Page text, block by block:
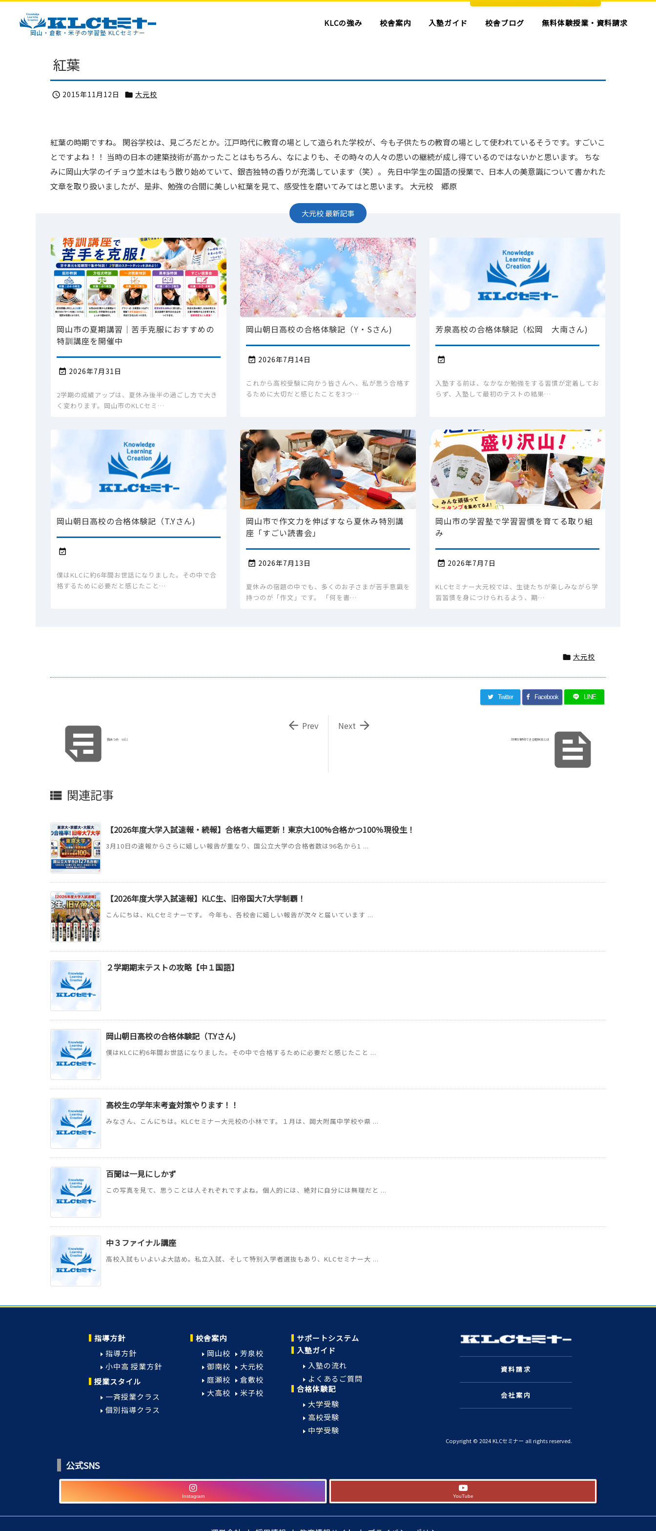
KLCセミナー岡山・倉敷・米子の学習塾 KLCセミナー
KLCの強み 校舎案内 入塾ガイド 校舎ブログ 無料体験授業・資料請求
紅葉
 2015年11月12日  大元校
紅葉の時期ですね。 閑谷学校は、見ごろだとか。江戸時代に教育の場として造られた学校が、今も子供たちの教育の場として使われているそうです。すごいこ
とですよね！！ 当時の日本の建築技術が高かったことはもちろん、なによりも、その時々の人々の思いの継続が成し得ているのではないかと思います。 ちな
みに岡山大学のイチョウ並木はもう散り始めていて、銀杏独特の香りが充満しています（笑）。 先日中学生の国語の授業で、日本人の美意識について書かれた
文章を取り扱いましたが、是非、勉強の合間に美しい紅葉を見て、感受性を磨いてみてはと思います。 大元校 郷原
大元校最新記事
岡山市の夏期講習｜苦手克服におすすめの
特訓講座を開催中
 2026年7月31日
2学期の成績アップは、夏休み後半の過ごし方で大き
く変わります。岡山市のKLCセミ…
岡山朝日高校の合格体験記（Y・Sさん)
 2026年7月14日
これから高校受験に向かう皆さんへ、私が思う合格す
るために大切だと感じたことを3つ…
芳泉高校の合格体験記（松岡 大南さん)

入塾する前は、なかなか勉強をする習慣が定着してお
らず、入塾して最初のテストの結果…
岡山朝日高校の合格体験記（T.Yさん)

僕はKLCに約6年間お世話になりました。その中で合
格するために必要だと感じたこと…
岡山市で作文力を伸ばすなら夏休み特別講
座「すごい読書会」
 2026年7月13日
夏休みの宿題の中でも、多くのお子さまが苦手意識を
持つのが「作文」です。 「何を書…
岡山市の学習塾で学習習慣を育てる取り組
み
 2026年7月7日
KLCセミナー大元校では、生徒たちが楽しみながら学
習習慣を身につけられるよう、期…
 大元校
Twitter Facebook LINE

効果が期待できる勉強法とは

Next
猫あつめ vol.1
 Prev
 関連記事
【2026年度大学入試速報・続報】合格者大幅更新！東京大100%合格かつ100％現役生！
3月10日の速報からさらに嬉しい報告が重なり、国公立大学の合格者数は96名から1 ...
【2026年度大学入試速報】KLC生、旧帝国大7大学制覇！
こんにちは、KLCセミナーです。 今年も、各校舎に嬉しい報告が次々と届いています ...
２学期期末テストの攻略【中１国語】
岡山朝日高校の合格体験記（T.Yさん)
僕はKLCに約6年間お世話になりました。その中で合格するために必要だと感じたこと ...
高校生の学年末考査対策やります！！
みなさん、こんにちは。KLCセミナー大元校の小林です。１月は、岡大附属中学校や県 ...
百聞は一見にしかず
この写真を見て、思うことは人それぞれですよね。個人的には、絶対に自分には無理だと ...
中３ファイナル講座
高校入試もいよいよ大詰め。私立入試、そして特別入学者選抜もあり、KLCセミナー大 ...
資料請求
会社案内
指導方針
指導方針
小中高 授業方針
授業スタイル
一斉授業クラス
個別指導クラス
校舎案内
岡山校
芳泉校
御南校
大元校
庭瀬校
倉敷校
大高校
米子校
サポートシステム
入塾ガイド
入塾の流れ
よくあるご質問
合格体験記
大学受験
高校受験
中学受験
Copyright © 2024 KLCセミナー all rights reserved.
公式SNS
Instagram YouTube